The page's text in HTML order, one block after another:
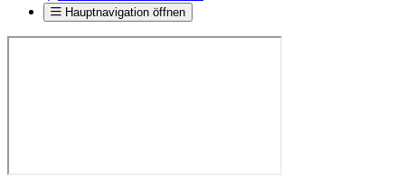
Hauptnavigation öffnen